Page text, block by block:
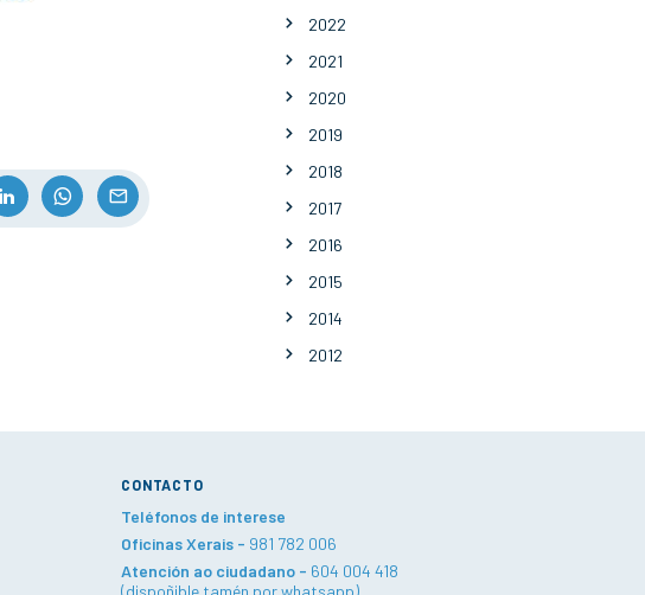
2022
2021
2020
2019
2018
2017
2016
2015
2014
2012
CONTACTO
Teléfonos de interese
Oficinas Xerais - 981 782 006
Atención ao ciudadano - 604 004 418
(dispoñible tamén por whatsapp)